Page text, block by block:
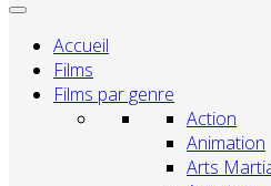
Accueil
Films
Films par genre
Action
Animation
Arts